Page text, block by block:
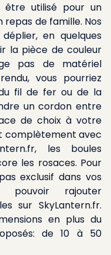
utilisé pour un
repas de famille. Nos
en quelques
la pièce de couleur
pas de matériel
vous pourriez
fil de fer ou de la
un cordon entre
de choix à votre
complètement avec
les boules
les rosaces. Pour
exclusif dans vos
pouvoir rajouter
sur SkyLantern.fr.
en plus du
de 10 à 50